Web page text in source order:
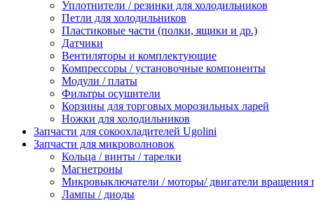
Уплотнители / резинки для холодильников
Петли для холодильников
Пластиковые части (полки, ящики и др.)
Датчики
Вентиляторы и комплектующие
Компрессоры / установочные компоненты
Модули / платы
Фильтры осушители
Корзины для торговых морозильных ларей
Ножки для холодильников
Запчасти для сокоохладителей Ugolini
Запчасти для микроволновок
Кольца / винты / тарелки
Магнетроны
Микровыключатели / моторы/ двигатели вращения
Лампы / диоды